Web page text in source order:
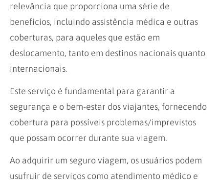
relevância que proporciona uma série de
benefícios, incluindo assistência médica e outras
coberturas, para aqueles que estão em
deslocamento, tanto em destinos nacionais quanto
internacionais.
Este serviço é fundamental para garantir a
segurança e o bem-estar dos viajantes, fornecendo
cobertura para possíveis problemas/imprevistos
que possam ocorrer durante sua viagem.
Ao adquirir um seguro viagem, os usuários podem
usufruir de serviços como atendimento médico e